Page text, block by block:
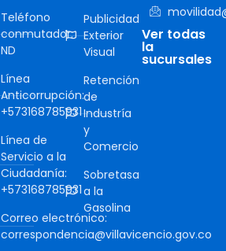
Teléfono
conmutador:
ND
Línea
Anticorrupción:
+573168785931
Línea de
Servicio a la
Ciudadanía:
+573168785931
Correo electrónico:
correspondencia@villavicencio.gov.co
Publicidad
Exterior
Visual
Retención
de
Industría
y
Comercio
Sobretasa
a la
Gasolina
Ver todas
la
sucursales